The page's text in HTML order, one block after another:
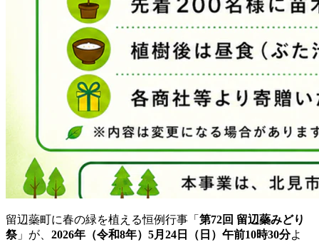
留辺蘂町に春の緑を植える恒例行事「 第72回 留辺蘂みどり
祭」が、 2026年（令和8年）5月24日（日）午前10時30分よ